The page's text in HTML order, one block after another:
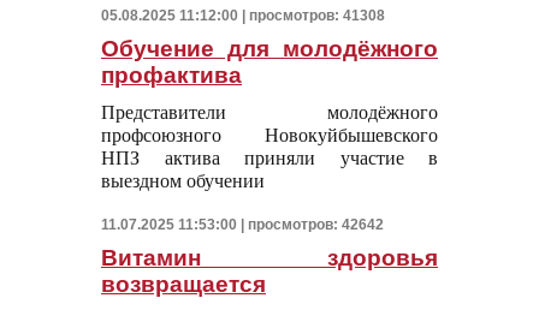
05.08.2025 11:12:00 | просмотров: 41308
Обучение для молодёжного
профактива
Представители молодёжного
профсоюзного Новокуйбышевского
НПЗ актива приняли участие в
выездном обучении
11.07.2025 11:53:00 | просмотров: 42642
Витамин здоровья
возвращается